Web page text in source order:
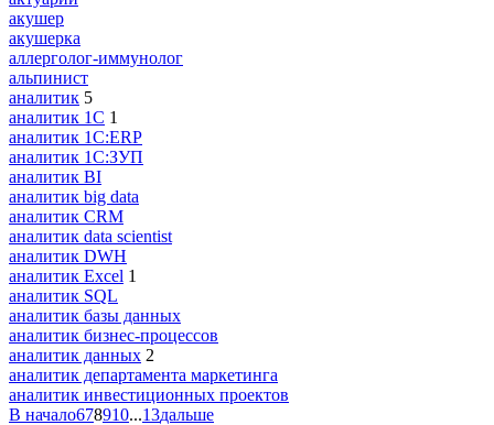
акушер
акушерка
аллерголог-иммунолог
альпинист
аналитик 5
аналитик 1C 1
аналитик 1С:ERP
аналитик 1С:ЗУП
аналитик BI
аналитик big data
аналитик CRM
аналитик data scientist
аналитик DWH
аналитик Excel 1
аналитик SQL
аналитик базы данных
аналитик бизнес-процессов
аналитик данных 2
аналитик департамента маркетинга
аналитик инвестиционных проектов
В начало678910...13дальше